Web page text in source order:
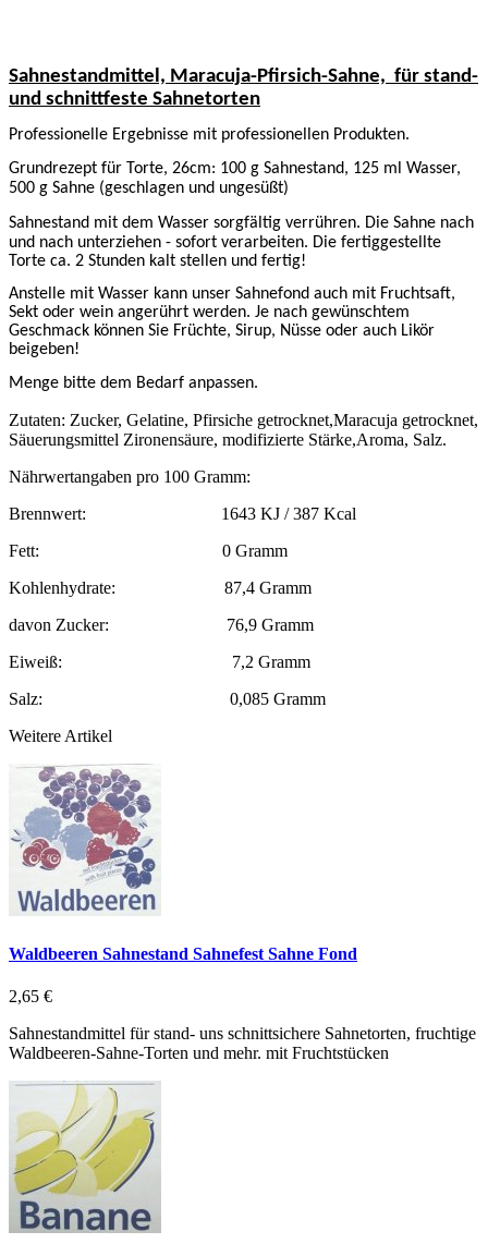
Sahnestandmittel, Maracuja-Pfirsich-Sahne, für stand-
und schnittfeste Sahnetorten
Professionelle Ergebnisse mit professionellen Produkten.
Grundrezept für Torte, 26cm: 100 g Sahnestand, 125 ml Wasser,
500 g Sahne (geschlagen und ungesüßt)
Sahnestand mit dem Wasser sorgfältig verrühren. Die Sahne nach
und nach unterziehen - sofort verarbeiten. Die fertiggestellte
Torte ca. 2 Stunden kalt stellen und fertig!
Anstelle mit Wasser kann unser Sahnefond auch mit Fruchtsaft,
Sekt oder wein angerührt werden. Je nach gewünschtem
Geschmack können Sie Früchte, Sirup, Nüsse oder auch Likör
beigeben!
Menge bitte dem Bedarf anpassen.
Zutaten: Zucker, Gelatine, Pfirsiche getrocknet,Maracuja getrocknet,
Säuerungsmittel Zironensäure, modifizierte Stärke,Aroma, Salz.
Nährwertangaben pro 100 Gramm:
Brennwert: 1643 KJ / 387 Kcal
Fett: 0 Gramm
Kohlenhydrate: 87,4 Gramm
davon Zucker: 76,9 Gramm
Eiweiß: 7,2 Gramm
Salz: 0,085 Gramm
Weitere Artikel
Waldbeeren Sahnestand Sahnefest Sahne Fond
2,65 €
Sahnestandmittel für stand- uns schnittsichere Sahnetorten, fruchtige
Waldbeeren-Sahne-Torten und mehr. mit Fruchtstücken